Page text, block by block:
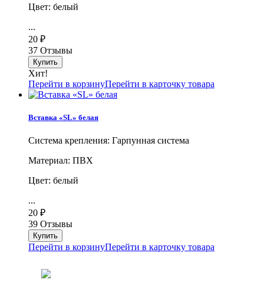
Цвет: белый
...
20 ₽
37 Отзывы
Хит!
Перейти в корзинуПерейти в карточку товара
Вставка «SL» белая
Система крепления: Гарпунная система
Материал: ПВХ
Цвет: белый
...
20 ₽
39 Отзывы
Перейти в корзинуПерейти в карточку товара